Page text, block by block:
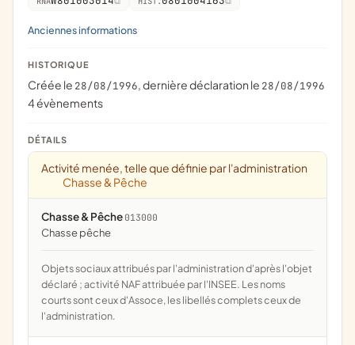
Anciennes informations
HISTORIQUE
Créée le 28/08/1996, dernière déclaration le 28/08/1996
4 évènements
DÉTAILS
Activité menée, telle que définie par l'administration
Chasse & Pêche
Chasse & Pêche 013000
chasse pêche
Objets sociaux attribués par l'administration d'après l'objet
déclaré ; activité NAF attribuée par l'INSEE. Les noms
courts sont ceux d'Assoce, les libellés complets ceux de
l'administration.